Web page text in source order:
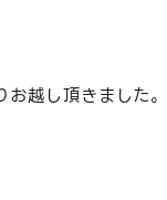
越し頂きました。